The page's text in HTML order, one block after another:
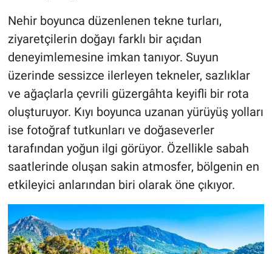
Nehir boyunca düzenlenen tekne turları,
ziyaretçilerin doğayı farklı bir açıdan
deneyimlemesine imkan tanıyor. Suyun
üzerinde sessizce ilerleyen tekneler, sazlıklar
ve ağaçlarla çevrili güzergâhta keyifli bir rota
oluşturuyor. Kıyı boyunca uzanan yürüyüş yolları
ise fotoğraf tutkunları ve doğaseverler
tarafından yoğun ilgi görüyor. Özellikle sabah
saatlerinde oluşan sakin atmosfer, bölgenin en
etkileyici anlarından biri olarak öne çıkıyor.